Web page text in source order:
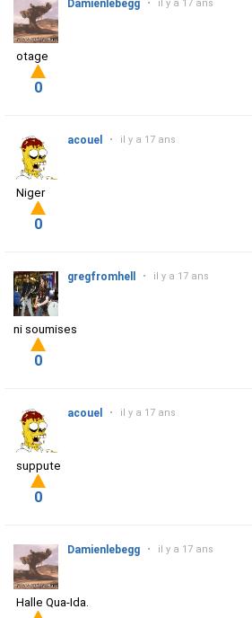
Damienlebegg • il y a 17 ans
otage
0
acouel • il y a 17 ans
Niger
0
gregfromhell • il y a 17 ans
ni soumises
0
acouel • il y a 17 ans
suppute
0
Damienlebegg • il y a 17 ans
Halle Qua-Ida.